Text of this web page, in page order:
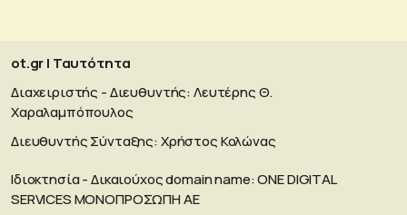
ot.gr | Ταυτότητα
Διαχειριστής - Διευθυντής: Λευτέρης Θ.
Χαραλαμπόπουλος
Διευθυντής Σύνταξης: Χρήστος Κολώνας
Ιδιοκτησία - Δικαιούχος domain name: ΟΝΕ DIGITAL
SERVICES MONOΠΡΟΣΩΠΗ ΑΕ